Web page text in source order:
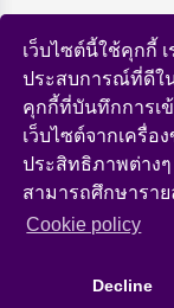
เว็บไซต์นี้ใช้คุกกี้
ประสบการณ์ที่ดีใน
คุกกี้ที่บันทึกการเ
เว็บไซต์จากเครื่อ
ประสิทธิภาพต่าง
สามารถศึกษาราย
Сookie policy
Decline
หน้าแรก
หลักสูตร
ถ่ายทอดสด
ทำความรู้จักกับเรา
เกี่ยวกับเรา
Copyright © 2026